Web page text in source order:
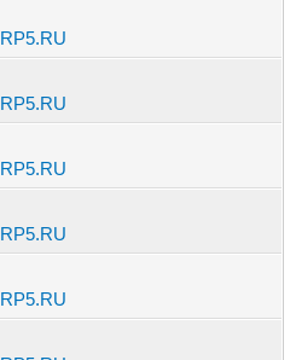
RP5.RU
RP5.RU
RP5.RU
RP5.RU
RP5.RU